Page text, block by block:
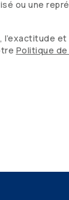
ou une
l’exactitude
Politique